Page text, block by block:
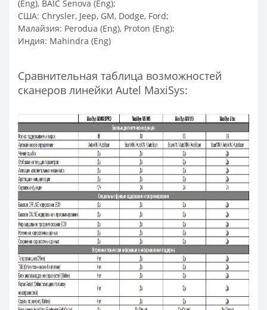
(Eng), BAIC Senova (Eng);
США: Chrysler, Jeep, GM, Dodge, Ford;
Малайзия: Perodua (Eng), Proton (Eng);
Индия: Mahindra (Eng)
Сравнительная таблица возможностей
сканеров линейки Autel MaxiSys: